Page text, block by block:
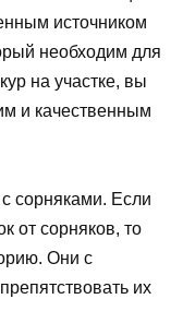
источником
необходим для
на участке, вы
и качественным
сорняками. Если
от сорняков, то
Они с
их